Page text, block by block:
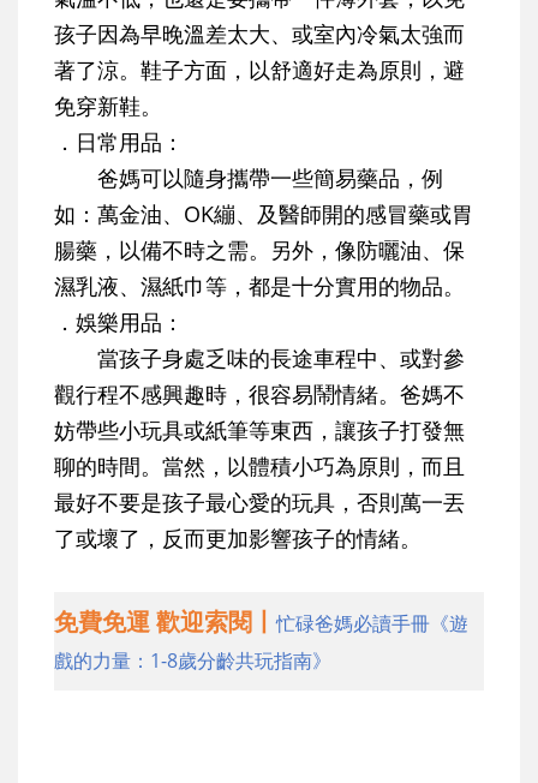
孩子因為早晚溫差太大、或室內冷氣太強而
著了涼。鞋子方面，以舒適好走為原則，避
免穿新鞋。
．日常用品：
爸媽可以隨身攜帶一些簡易藥品，例
如：萬金油、OK繃、及醫師開的感冒藥或胃
腸藥，以備不時之需。另外，像防曬油、保
濕乳液、濕紙巾等，都是十分實用的物品。
．娛樂用品：
當孩子身處乏味的長途車程中、或對參
觀行程不感興趣時，很容易鬧情緒。爸媽不
妨帶些小玩具或紙筆等東西，讓孩子打發無
聊的時間。當然，以體積小巧為原則，而且
最好不要是孩子最心愛的玩具，否則萬一丟
了或壞了，反而更加影響孩子的情緒。
免費免運 歡迎索閱丨忙碌爸媽必讀手冊《遊
戲的力量：1-8歲分齡共玩指南》